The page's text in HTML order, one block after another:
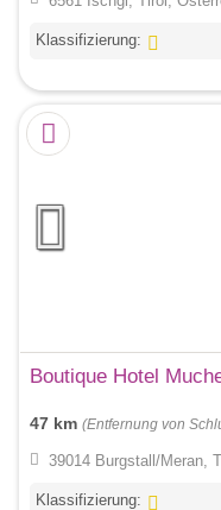
Klassifizierung:
Boutique Hotel
47 km (Entfernung von
39014 Burgstall/Meran,
Klassifizierung: